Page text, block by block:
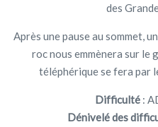
des
Après une pause au sommet,
roc nous emmènera sur le
téléphérique se fera par
Difficulté :
Dénivelé des